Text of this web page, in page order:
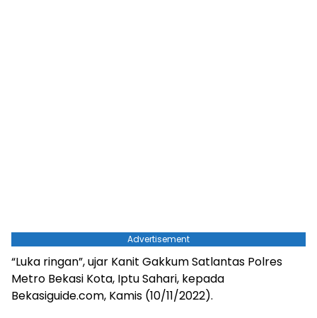
Advertisement
“Luka ringan”, ujar Kanit Gakkum Satlantas Polres
Metro Bekasi Kota, Iptu Sahari, kepada
Bekasiguide.com, Kamis (10/11/2022).